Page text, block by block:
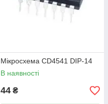
Мікросхема СD4541 DIP-14
В наявності
44 ₴